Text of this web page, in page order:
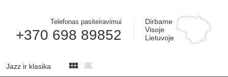
Dirbame
Visoje
Lietuvoje
Telefonas pasiteiravimui
+370 698 89852
Jazz ir klasika